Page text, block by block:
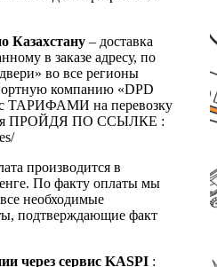
Казахстану – доставка
в заказе адресу, по
во все регионы
компанию «DPD
с ТАРИФАМИ на перевозку
ПРОЙДЯ ПО ССЫЛКЕ :
производится в
По факту оплаты мы
необходимые
подтверждающие факт
через сервис KASPI :